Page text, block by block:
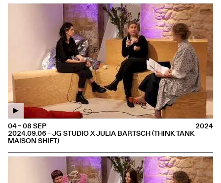
2024.09.06 - JG STUDIO X JULIA BARTSCH (THINK TANK
MAISON SHIFT)
04 – 08 SEP 2024